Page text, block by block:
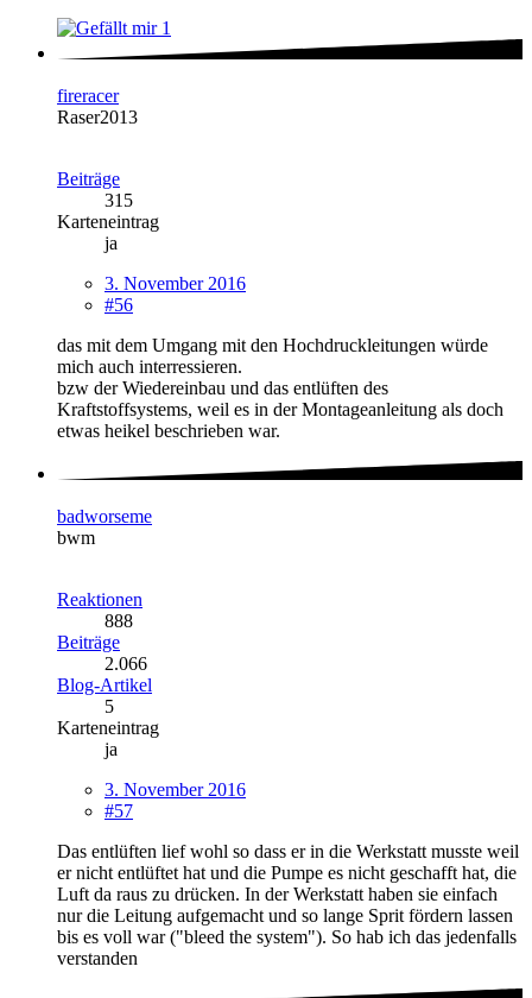
1
fireracer
Raser2013
Beiträge
315
Karteneintrag
ja
3. November 2016
#56
das mit dem Umgang mit den Hochdruckleitungen würde
mich auch interressieren.
bzw der Wiedereinbau und das entlüften des
Kraftstoffsystems, weil es in der Montageanleitung als doch
etwas heikel beschrieben war.
badworseme
bwm
Reaktionen
888
Beiträge
2.066
Blog-Artikel
5
Karteneintrag
ja
3. November 2016
#57
Das entlüften lief wohl so dass er in die Werkstatt musste weil
er nicht entlüftet hat und die Pumpe es nicht geschafft hat, die
Luft da raus zu drücken. In der Werkstatt haben sie einfach
nur die Leitung aufgemacht und so lange Sprit fördern lassen
bis es voll war ("bleed the system"). So hab ich das jedenfalls
verstanden